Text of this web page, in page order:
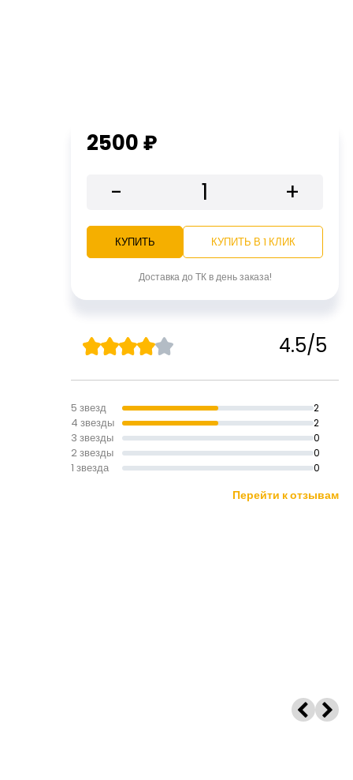
2500 ₽
- +
КУПИТЬ КУПИТЬ В 1 КЛИК
Доставка до ТК в день заказа!
4.5/5
5 звезд 2
4 звезды 2
3 звезды 0
2 звезды 0
1 звезда 0
Перейти к отзывам